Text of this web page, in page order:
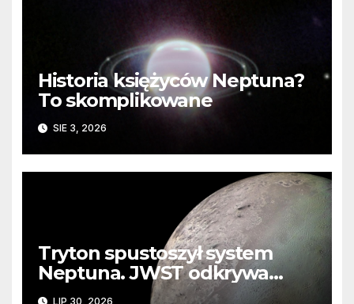
Historia księżyców Neptuna?
To skomplikowane
SIE 3, 2026
Tryton spustoszył system
Neptuna. JWST odkrywa
ślady kosmicznej katastrofy i
LIP 30, 2026